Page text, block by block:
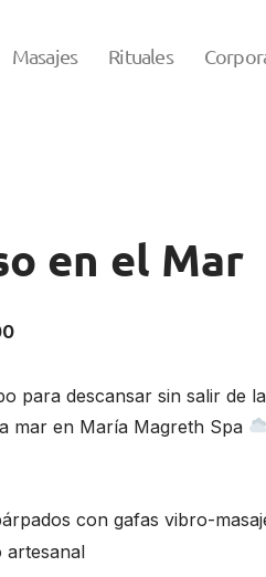
Masajes Rituales
en el Mar
para descansar sin salir de
mar en María Magreth Spa
con gafas vibro-
artesanal